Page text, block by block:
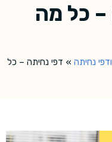
– כל מה
נחיתה » דפי נחיתה – כל